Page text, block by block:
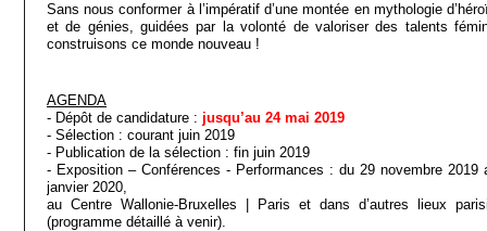
Sans nous conformer à l’impératif d’une montée en mythologie
et de génies, guidées par la volonté de valoriser des talents
construisons ce monde nouveau !
AGENDA
- Dépôt de candidature : jusqu’au 24 mai 2019
- Sélection : courant juin 2019
- Publication de la sélection : fin juin 2019
- Exposition – Conférences - Performances : du 29 novembre 2019
janvier 2020,
au Centre Wallonie-Bruxelles | Paris et dans d’autres lieux
(programme détaillé à venir).